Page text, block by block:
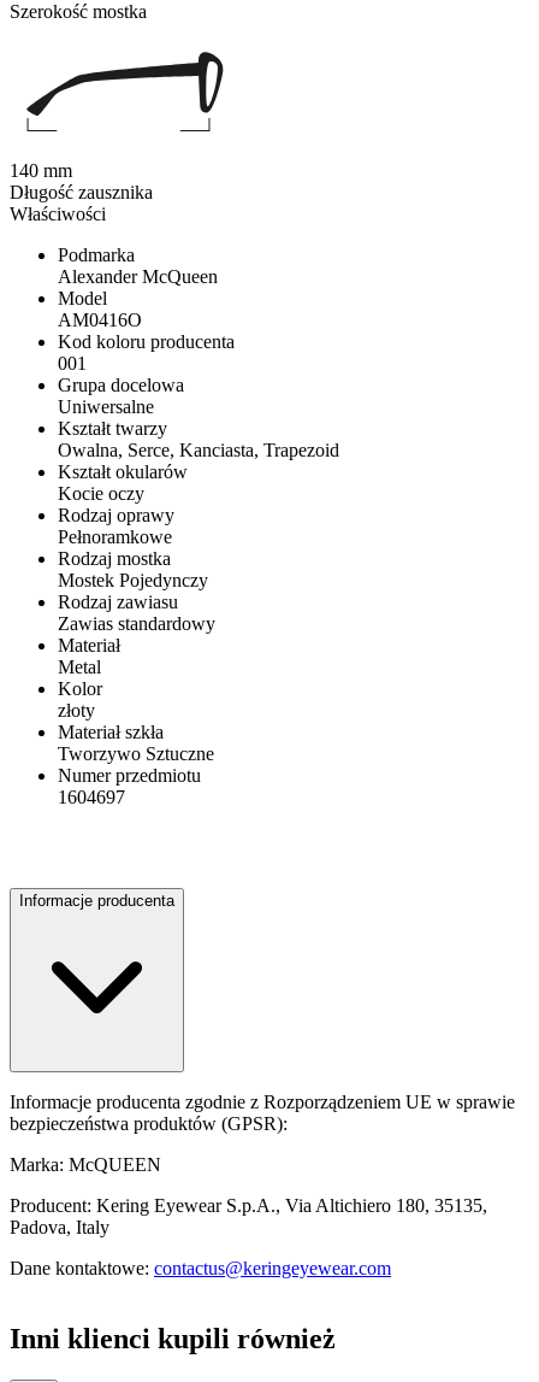
Właściwości
Podmarka
Alexander McQueen
Model
AM0416O
Kod koloru producenta
001
Grupa docelowa
Uniwersalne
Kształt twarzy
Owalna, Serce, Kanciasta, Trapezoid
Kształt okularów
Kocie oczy
Rodzaj oprawy
Pełnoramkowe
Rodzaj mostka
Mostek Pojedynczy
Rodzaj zawiasu
Zawias standardowy
Materiał
Metal
Kolor
złoty
Materiał szkła
Tworzywo Sztuczne
Numer przedmiotu
1604697
Informacje producenta
Informacje producenta zgodnie z Rozporządzeniem UE w sprawie
bezpieczeństwa produktów (GPSR):
Marka: McQUEEN
Producent: Kering Eyewear S.p.A., Via Altichiero 180, 35135,
Padova, Italy
Dane kontaktowe: contactus@keringeyewear.com
Szerokość mostka
140 mm
Długość zausznika
Inni klienci kupili również